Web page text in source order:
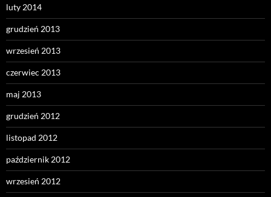
luty 2014
grudzień 2013
wrzesień 2013
czerwiec 2013
maj 2013
grudzień 2012
listopad 2012
październik 2012
wrzesień 2012